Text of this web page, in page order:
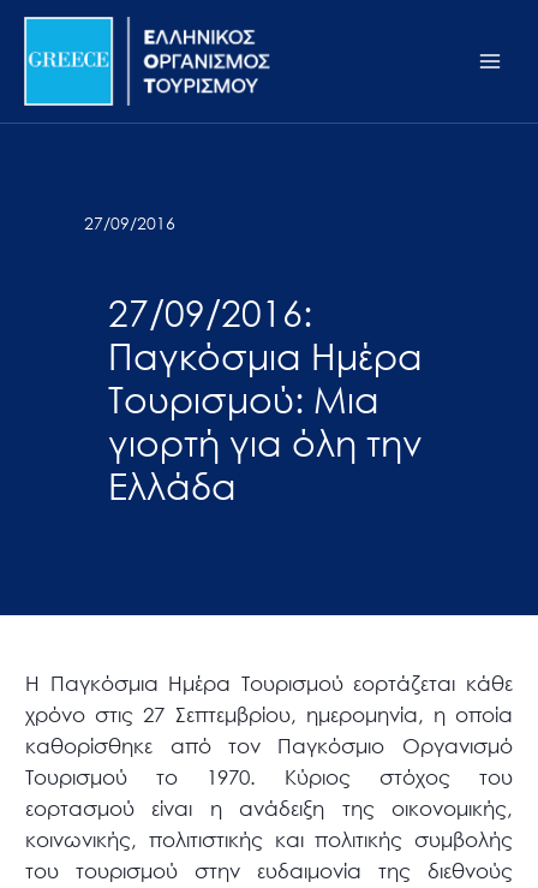
Σημείωση:
ιστότοπος
προσβασιμότητας.
Μετάβαση
περιεχόμενο
27/09/2016
27/09/2016:
Παγκόσμια Ημέρα
Τουρισμού: Μια
γιορτή για όλη την
Ελλάδα
Η Παγκόσμια Ημέρα Τουρισμού εορτάζεται κάθε
χρόνο στις 27 Σεπτεμβρίου, ημερομηνία, η οποία
καθορίσθηκε από τον Παγκόσμιο Οργανισμό
Τουρισμού το 1970. Κύριος στόχος του
εορτασμού είναι η ανάδειξη της οικονομικής,
κοινωνικής, πολιτιστικής και πολιτικής συμβολής
του τουρισμού στην ευδαιμονία της διεθνούς